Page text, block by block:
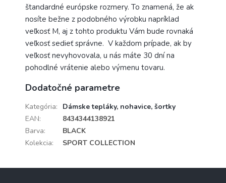
štandardné európske rozmery. To znamená, že ak
nosíte bežne z podobného výrobku napríklad
veľkosť M, aj z tohto produktu Vám bude rovnaká
veľkosť sedieť správne. V každom prípade, ak by
veľkosť nevyhovovala, u nás máte 30 dní na
pohodlné vrátenie alebo výmenu tovaru.
Dodatočné parametre
Kategória:
Dámske tepláky, nohavice, šortky
EAN:
8434344138921
Barva:
BLACK
Kolekcia: SPORT COLLECTION